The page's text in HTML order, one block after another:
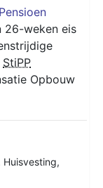
Pensioen
26-weken eis
StiPP
Opbouw
Huisvesting,